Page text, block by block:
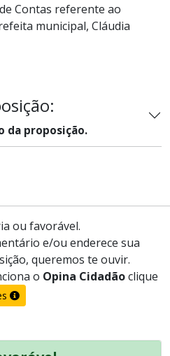
Contas referente ao
municipal, Cláudia
da proposição.
ou favorável.
e/ou enderece sua
queremos te ouvir.
o Opina Cidadãoclique